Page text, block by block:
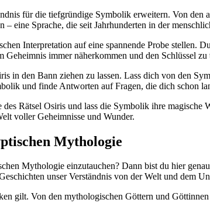
für die tiefgründige Symbolik erweitern. Von
Sprache, die seit Jahrhunderten in der
Interpretation auf eine spannende Probe stellen.
immer näherkommen und den Schlüssel zu
in den Bann ziehen zu lassen. Lass dich von den
und finde Antworten auf Fragen, die dich schon
Rätsel Osiris und lass die Symbolik ihre
voller Geheimnisse und Wunder.
Mythologie
Mythologie einzutauchen? Dann bist du hier
unser Verständnis von der Welt und dem
gilt. Von den mythologischen Göttern und